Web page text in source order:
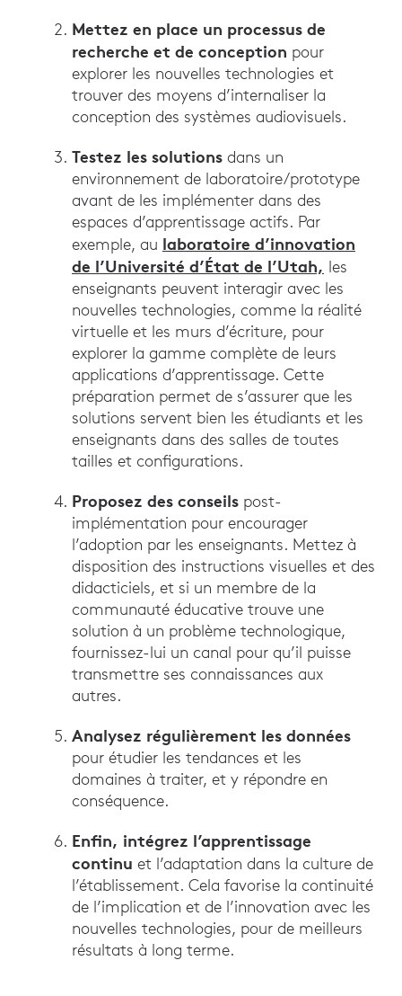
Mettez en place un processus de
recherche et de conception pour
explorer les nouvelles technologies et
trouver des moyens d’internaliser la
conception des systèmes audiovisuels.
Testez les solutions dans un
environnement de laboratoire/prototype
avant de les implémenter dans des
espaces d’apprentissage actifs. Par
exemple, au laboratoire d’innovation
de l’Université d’État de l’Utah, les
enseignants peuvent interagir avec les
nouvelles technologies, comme la réalité
virtuelle et les murs d’écriture, pour
explorer la gamme complète de leurs
applications d’apprentissage. Cette
préparation permet de s’assurer que les
solutions servent bien les étudiants et les
enseignants dans des salles de toutes
tailles et configurations.
Proposez des conseils post-
implémentation pour encourager
l’adoption par les enseignants. Mettez à
disposition des instructions visuelles et des
didacticiels, et si un membre de la
communauté éducative trouve une
solution à un problème technologique,
fournissez-lui un canal pour qu’il puisse
transmettre ses connaissances aux
autres.
Analysez régulièrement les données
pour étudier les tendances et les
domaines à traiter, et y répondre en
conséquence.
Enfin, intégrez l’apprentissage
continu et l’adaptation dans la culture de
l’établissement. Cela favorise la continuité
de l’implication et de l’innovation avec les
nouvelles technologies, pour de meilleurs
résultats à long terme.